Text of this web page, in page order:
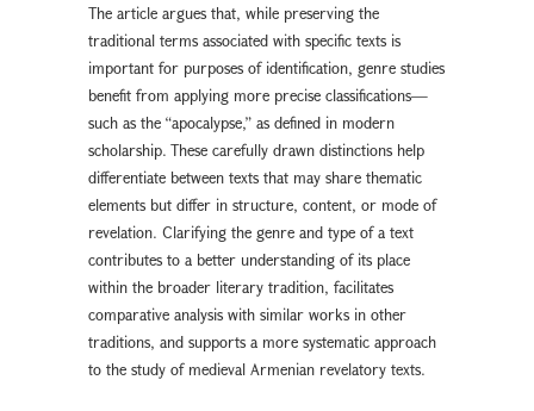
The article argues that, while preserving the
traditional terms associated with specific texts is
important for purposes of identification, genre studies
benefit from applying more precise classifications—
such as the “apocalypse,” as defined in modern
scholarship. These carefully drawn distinctions help
differentiate between texts that may share thematic
elements but differ in structure, content, or mode of
revelation. Clarifying the genre and type of a text
contributes to a better understanding of its place
within the broader literary tradition, facilitates
comparative analysis with similar works in other
traditions, and supports a more systematic approach
to the study of medieval Armenian revelatory texts.